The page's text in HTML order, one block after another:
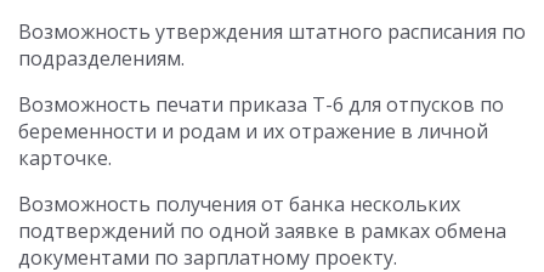
Возможность утверждения штатного расписания по
подразделениям.
Возможность печати приказа Т-6 для отпусков по
беременности и родам и их отражение в личной
карточке.
Возможность получения от банка нескольких
подтверждений по одной заявке в рамках обмена
документами по зарплатному проекту.